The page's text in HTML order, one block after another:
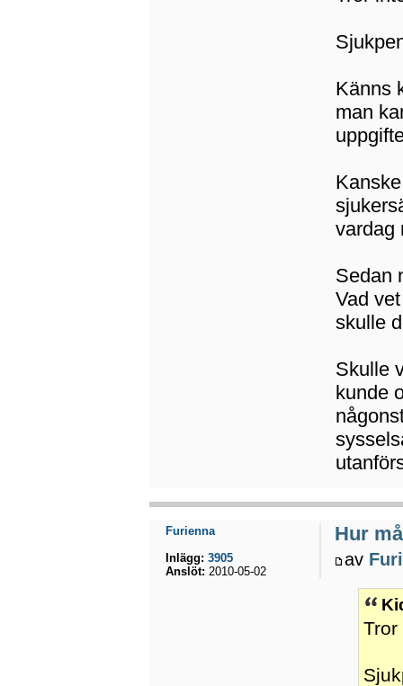
Känns
man
vardag
Sedan
Vad
skulle
Skulle
kunde
Hur
av
Furienna
Inlägg: 3905
Anslöt: 2010-05-02